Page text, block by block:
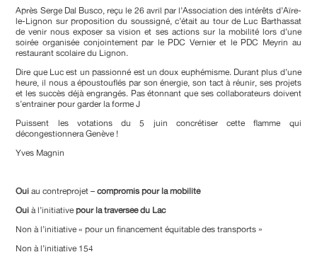
Après Serge Dal Busco, reçu le 26 avril par l’Association des intérêts d’Aïre-
le-Lignon sur proposition du soussigné, c’était au tour de Luc Barthassat
de venir nous exposer sa vision et ses actions sur la mobilité lors d’une
soirée organisée conjointement par le PDC Vernier et le PDC Meyrin au
restaurant scolaire du Lignon.
Dire que Luc est un passionné est un doux euphémisme. Durant plus d’une
heure, il nous a époustouflés par son énergie, son tact à réunir, ses projets
et les succès déjà engrangés. Pas étonnant que ses collaborateurs doivent
s’entrainer pour garder la forme J
Puissent les votations du 5 juin concrétiser cette flamme qui
décongestionnera Genève !
Yves Magnin
Oui au contreprojet –compromis pour la mobilité
Oui à l’initiativepour la traversée du Lac
Non à l’initiative « pour un financement équitable des transports »
Non à l’initiative 154